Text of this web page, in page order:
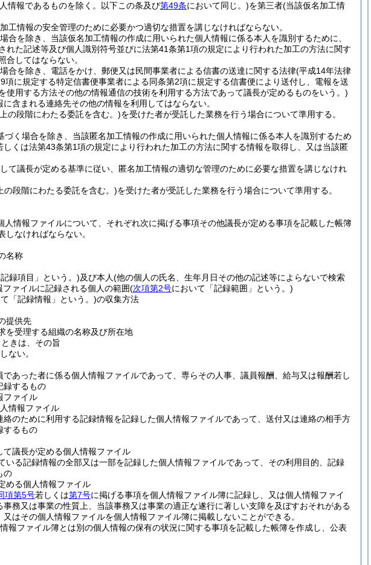
情報であるものを除く。以下この条及び第49条において同じ。)を第三者(当該仮名加工情
情報の安全管理のために必要かつ適切な措置を講じなければならない。
を除き、当該仮名加工情報の作成に用いられた個人情報に係る本人を識別するために、
た記述等及び個人識別符号並びに法第41条第1項の規定により行われた加工の方法に関す
合してはならない。
合を除き、電話をかけ、郵便又は民間事業者による信書の送達に関する法律(平成14年法律
に規定する特定信書便事業者による同条第2項に規定する信書便により送付し、電報を送
使用する方法その他の情報通信の技術を利用する方法であって議長が定めるものをいう。)
含まれる連絡先その他の情報を利用してはならない。
の段階にわたる委託を含む。)を受けた者が受託した業務を行う場合について準用する。
く場合を除き、当該匿名加工情報の作成に用いられた個人情報に係る本人を識別するため
くは法第43条第1項の規定により行われた加工の方法に関する情報を取得し、又は当該匿
て議長が定める基準に従い、匿名加工情報の適切な管理のために必要な措置を講じなけれ
の段階にわたる委託を含む。)を受けた者が受託した業務を行う場合について準用する。
情報ファイルについて、それぞれ次に掲げる事項その他議長が定める事項を記載した帳簿
しなければならない。
名称
録項目」という。)及び本人(他の個人の氏名、生年月日その他の記述等によらないで検索
ファイルに記録される個人の範囲(次項第2号において「記録範囲」という。)
「記録情報」という。)の収集方法
提供先
を受理する組織の名称及び所在地
きは、その旨
ない。
あった者に係る個人情報ファイルであって、専らその人事、議員報酬、給与又は報酬若し
録するもの
ファイル
情報ファイル
のために利用する記録情報を記録した個人情報ファイルであって、送付又は連絡の相手方
するもの
議長が定める個人情報ファイル
る記録情報の全部又は一部を記録した個人情報ファイルであって、その利用目的、記録
の
める個人情報ファイル
項第5号若しくは第7号に掲げる事項を個人情報ファイル簿に記録し、又は個人情報ファイ
務又は事業の性質上、当該事務又は事業の適正な遂行に著しい支障を及ぼすおそれがある
はその個人情報ファイルを個人情報ファイル簿に掲載しないことができる。
報ファイル簿とは別の個人情報の保有の状況に関する事項を記載した帳簿を作成し、公表